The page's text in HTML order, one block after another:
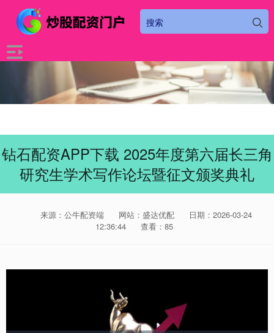
钻石配资APP下载 2025年度第六届长三角
研究生学术写作论坛暨征文颁奖典礼
来源：公牛配资端 网站：盛达优配
日期：2026-03-24
12:36:44
查看：85